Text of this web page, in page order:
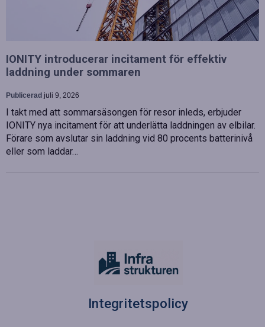
IONITY introducerar incitament för effektiv
laddning under sommaren
Publicerad juli 9, 2026
I takt med att sommarsäsongen för resor inleds, erbjuder
IONITY nya incitament för att underlätta laddningen av elbilar.
Förare som avslutar sin laddning vid 80 procents batterinivå
eller som laddar…
Integritetspolicy